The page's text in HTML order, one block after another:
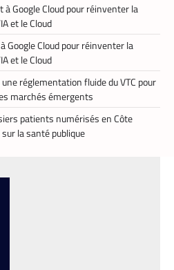
AFRIQUE
: un partenariat qui
du travail ivoirien
10 mai 2026
Prosuma et Yango
le commerce
l’emploi local,
à Google Cloud pour réinventer la
et le Cloud
Google Cloud pour réinventer la
et le Cloud
réglementation fluide du VTC pour
marchés émergents
patients numérisés en Côte
la santé publique